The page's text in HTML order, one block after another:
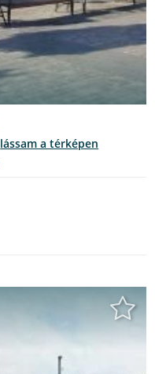
lássam a térképen